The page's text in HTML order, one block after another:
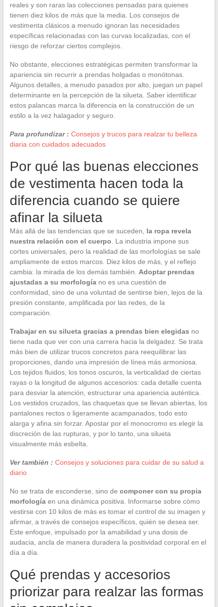
reales y son raras las colecciones pensadas para quienes
tienen diez kilos de más que la media. Los consejos de
vestimenta clásicos a menudo ignoran las necesidades
específicas relacionadas con las curvas localizadas, con el
riesgo de reforzar ciertos complejos.
No obstante, elecciones estratégicas permiten transformar la
apariencia sin recurrir a prendas holgadas o monótonas.
Algunos detalles, a menudo pasados por alto, juegan un papel
determinante en la percepción de la silueta. Saber identificar
estos palancas marca la diferencia en la construcción de un
estilo a la vez halagador y seguro.
Para profundizar : Consejos y trucos para realzar tu belleza
diaria con cuidados adecuados
Por qué las buenas elecciones
de vestimenta hacen toda la
diferencia cuando se quiere
afinar la silueta
Más allá de las tendencias que se suceden, la ropa revela
nuestra relación con el cuerpo . La industria impone sus
cortes universales, pero la realidad de las morfologías se sale
ampliamente de estos marcos. Diez kilos de más, y el reflejo
cambia: la mirada de los demás también. Adoptar prendas
ajustadas a su morfologíano es una cuestión de
conformidad, sino de una voluntad de sentirse bien, lejos de la
presión constante, amplificada por las redes, de la
comparación.
Trabajar en su silueta gracias a prendas bien elegidas no
tiene nada que ver con una carrera hacia la delgadez. Se trata
más bien de utilizar trucos concretos para reequilibrar las
proporciones, dando una impresión de línea más armoniosa.
Los tejidos fluidos, los tonos oscuros, la verticalidad de ciertas
rayas o la longitud de algunos accesorios: cada detalle cuenta
para desviar la atención, estructurar una apariencia auténtica.
Los vestidos cruzados, las chaquetas que se llevan abiertas, los
pantalones rectos o ligeramente acampanados, todo esto
alarga y afina sin forzar. Apostar por el monocromo es elegir la
discreción de las rupturas, y por lo tanto, una silueta
visualmente más esbelta.
Ver también : Consejos y soluciones para cuidar de su salud a
diario
No se trata de esconderse, sino de componer con su propia
morfologíaen una dinámica positiva. Informarse sobre cómo
vestirse con 10 kilos de más es tomar el control de su imagen y
afirmar, a través de consejos específicos, quién se desea ser.
Este enfoque, impulsado por la amabilidad y una dosis de
audacia, ancla de manera duradera la positividad corporal en el
día a día.
Qué prendas y accesorios
priorizar para realzar las formas